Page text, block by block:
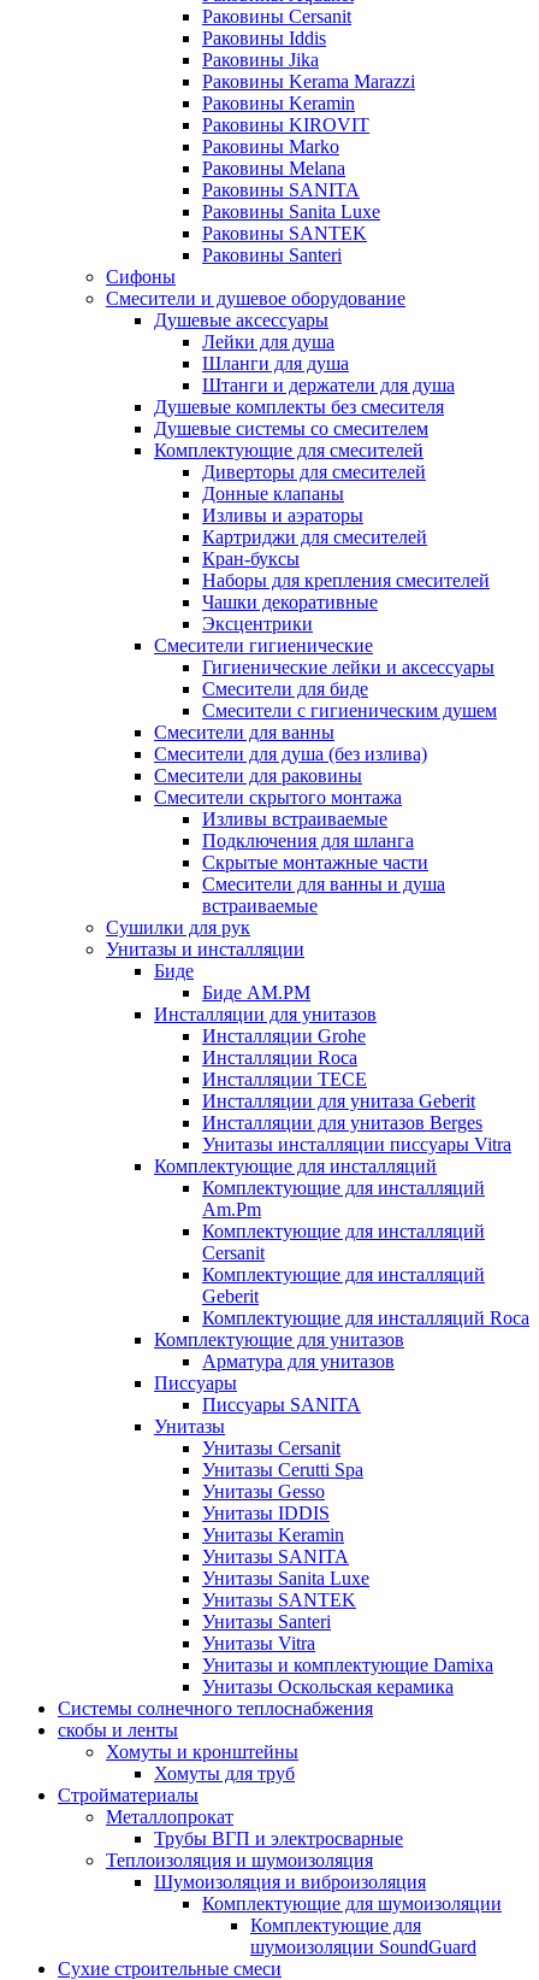
Раковины Cersanit
Раковины Iddis
Раковины Jika
Раковины Kerama Marazzi
Раковины Keramin
Раковины KIROVIT
Раковины Marko
Раковины Melana
Раковины SANITA
Раковины Sanita Luxe
Раковины SANTEK
Раковины Santeri
Сифоны
Смесители и душевое оборудование
Душевые аксессуары
Лейки для душа
Шланги для душа
Штанги и держатели для душа
Душевые комплекты без смесителя
Душевые системы со смесителем
Комплектующие для смесителей
Диверторы для смесителей
Донные клапаны
Изливы и аэраторы
Картриджи для смесителей
Кран-буксы
Наборы для крепления смесителей
Чашки декоративные
Эксцентрики
Смесители гигиенические
Гигиенические лейки и аксессуары
Смесители для биде
Смесители с гигиеническим душем
Смесители для ванны
Смесители для душа (без излива)
Смесители для раковины
Смесители скрытого монтажа
Изливы встраиваемые
Подключения для шланга
Скрытые монтажные части
Смесители для ванны и душа
встраиваемые
Сушилки для рук
Унитазы и инсталляции
Биде
Биде AM.PM
Инсталляции для унитазов
Инсталляции Grohe
Инсталляции Roca
Инсталляции TECE
Инсталляции для унитаза Geberit
Инсталляции для унитазов Berges
Унитазы инсталляции писсуары Vitra
Комплектующие для инсталляций
Комплектующие для инсталляций
Am.Pm
Комплектующие для инсталляций
Cersanit
Комплектующие для инсталляций
Geberit
Комплектующие для инсталляций Roca
Комплектующие для унитазов
Арматура для унитазов
Писсуары
Писсуары SANITA
Унитазы
Унитазы Cersanit
Унитазы Cerutti Spa
Унитазы Gesso
Унитазы IDDIS
Унитазы Keramin
Унитазы SANITA
Унитазы Sanita Luxe
Унитазы SANTEK
Унитазы Santeri
Унитазы Vitra
Унитазы и комплектующие Damixa
Унитазы Оскольская керамика
Системы солнечного теплоснабжения
скобы и ленты
Хомуты и кронштейны
Хомуты для труб
Стройматериалы
Металлопрокат
Трубы ВГП и электросварные
Теплоизоляция и шумоизоляция
Шумоизоляция и виброизоляция
Комплектующие для шумоизоляции
Комплектующие для
шумоизоляции SoundGuard
Сухие строительные смеси